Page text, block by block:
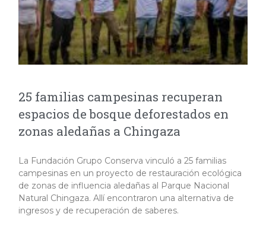
25 familias campesinas recuperan
espacios de bosque deforestados en
zonas aledañas a Chingaza
La Fundación Grupo Conserva vinculó a 25 familias
campesinas en un proyecto de restauración ecológica
de zonas de influencia aledañas al Parque Nacional
Natural Chingaza. Allí encontraron una alternativa de
ingresos y de recuperación de saberes.​